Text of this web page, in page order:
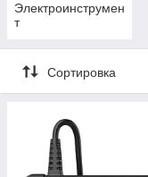
Электроинструмен
т
Сортировка